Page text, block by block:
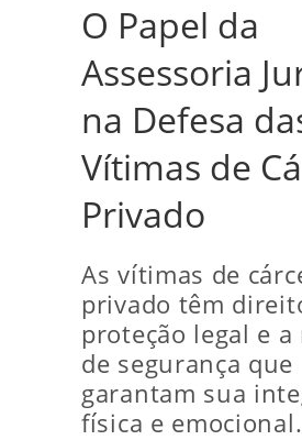
O Papel da
Assessoria
na Defesa
Vítimas de
Privado
As vítimas de
privado têm
proteção legal e a
de segurança que
garantam sua
física e emocional.